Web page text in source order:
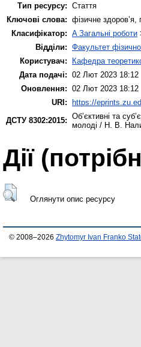
Тип ресурсу: Стаття
Ключові слова: фізичне здоров’я,
Класифікатор: A Загальні роботи
Відділи: Факультет
Користувач:
Кафедра
Дата подачі: 02 Лют 2023 18:12
Оновлення: 02 Лют 2023 18:12
URI: https://
ДСТУ 8302:2015: Об’єктивні та
молоді / Н. В.
Дії
Оглянути опис ресурсу
© 2008–2026 Zhytomyr Ivan Franko